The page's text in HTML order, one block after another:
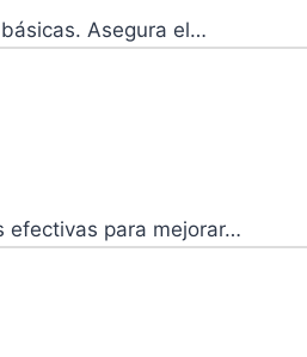
Asegura el…
efectivas para mejorar…